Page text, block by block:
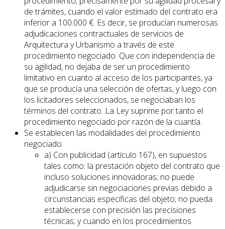
de trámites, cuando el valor estimado del contrato era
inferior a 100.000 €. Es decir, se producían numerosas
adjudicaciones contractuales de servicios de
Arquitectura y Urbanismo a través de este
procedimiento negociado. Que con independencia de
su agilidad, no dejaba de ser un procedimiento
limitativo en cuanto al acceso de los participantes, ya
que se producía una selección de ofertas, y luego con
los licitadores seleccionados, se negociaban los
términos del contrato. La Ley suprime por tanto el
procedimiento negociado por razón de la cuantía.
Se establecen las modalidades del procedimiento
negociado:
a) Con publicidad (artículo 167), en supuestos
tales como: la prestación objeto del contrato que
incluso soluciones innovadoras; no puede
adjudicarse sin negociaciones previas debido a
circunstancias específicas del objeto; no pueda
establecerse con precisión las precisiones
técnicas; y cuando en los procedimientos